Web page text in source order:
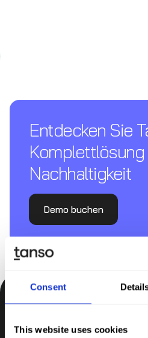
Consent
This website uses cookies
Entdecken Sie
Nachhaltigkeit
Demo buchen
Insights, Tipps und Wissen direkt in